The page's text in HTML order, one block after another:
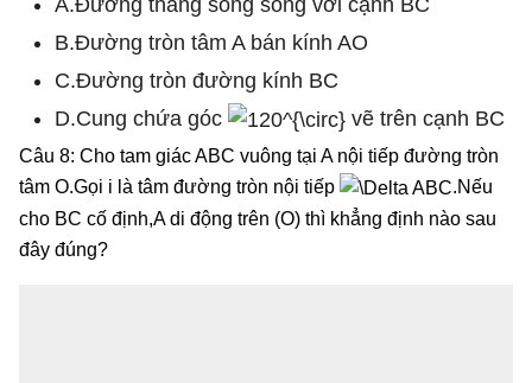
B.Đường tròn tâm A bán kính AO
C.Đường tròn đường kính BC
D.Cung chứa góc
vẽ trên cạnh BC
Câu 8: Cho tam giác ABC vuông tại A nội tiếp đường tròn
tâm O.Gọi i là tâm đường tròn nội tiếp
.Nếu
cho BC cố định,A di động trên (O) thì khẳng định nào sau
đây đúng?